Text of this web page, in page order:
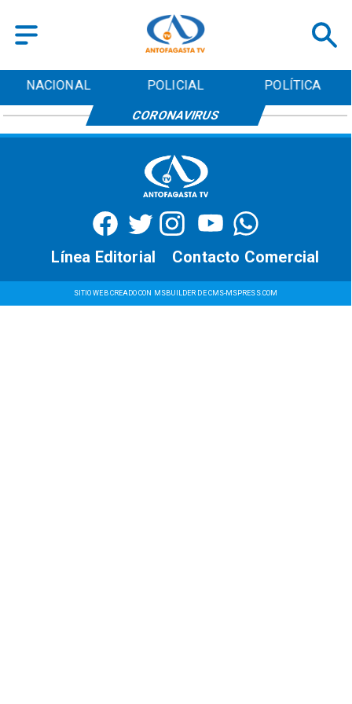
NACIONAL POLICIAL POLÍTICA
CORONAVIRUS
SITIO WEB CREADO CON MSBUILDER DE CMS-MSPRESS.COM
Contacto Comercial
Línea Editorial